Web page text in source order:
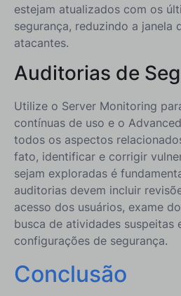
estejam atualizados com os
segurança, reduzindo a janela
atacantes.
Auditorias de
Utilize o Server Monitoring
contínuas de uso e o
todos os aspectos
fato, identificar e corrigir
sejam exploradas é
auditorias devem incluir
acesso dos usuários, exame
busca de atividades suspeitas
configurações de segurança.
Conclusão